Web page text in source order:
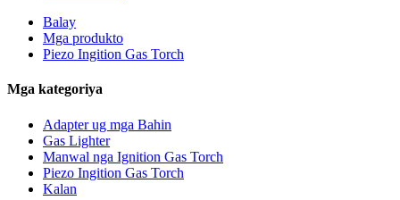
Balay
Mga produkto
Piezo Ingition Gas Torch
Mga kategoriya
Adapter ug mga Bahin
Gas Lighter
Manwal nga Ignition Gas Torch
Piezo Ingition Gas Torch
Kalan